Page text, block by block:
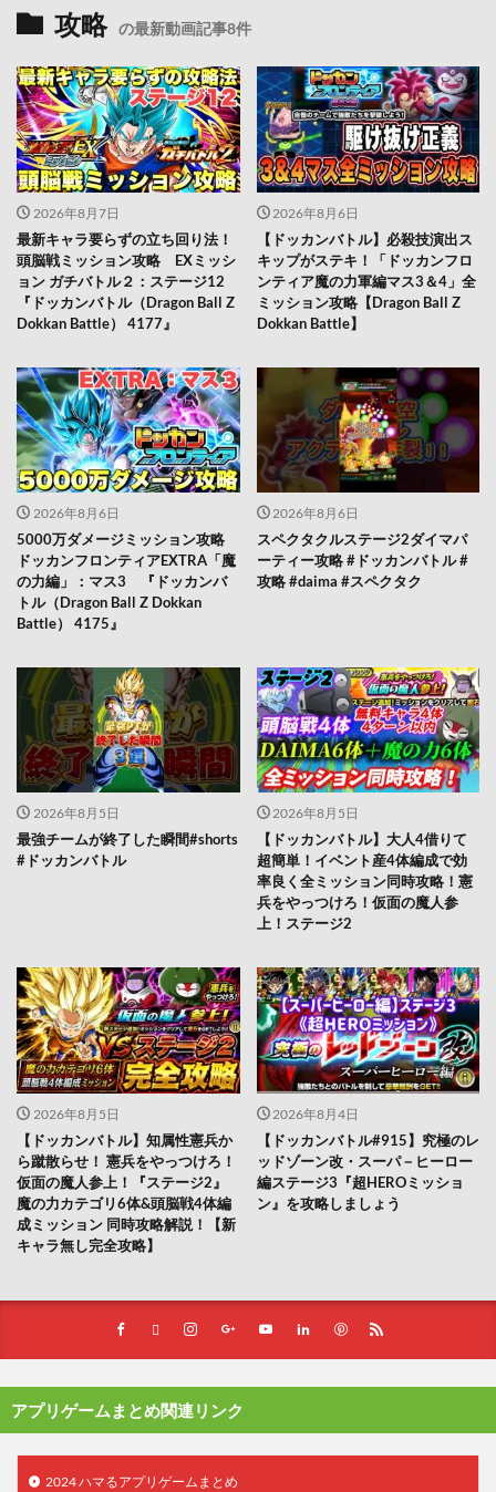
攻略 の最新動画記事8件
2026年8月7日
最新キャラ要らずの立ち回り法！
頭脳戦ミッション攻略 EXミッシ
ョン ガチバトル２：ステージ12
『ドッカンバトル（Dragon Ball Z
Dokkan Battle） 4177』
2026年8月6日
【ドッカンバトル】必殺技演出ス
キップがステキ！「ドッカンフロ
ンティア魔の力軍編マス3＆4」全
ミッション攻略【Dragon Ball Z
Dokkan Battle】
2026年8月6日
5000万ダメージミッション攻略
ドッカンフロンティアEXTRA「魔
の力編」：マス3 『ドッカンバ
トル（Dragon Ball Z Dokkan
Battle） 4175』
2026年8月6日
スペクタクルステージ2ダイマパ
ーティー攻略 #ドッカンバトル #
攻略 #daima #スペクタク
2026年8月5日
最強チームが終了した瞬間#shorts
#ドッカンバトル
2026年8月5日
【ドッカンバトル】大人4借りて
超簡単！イベント産4体編成で効
率良く全ミッション同時攻略！憲
兵をやっつけろ！仮面の魔人参
上！ステージ2
2026年8月5日
【ドッカンバトル】知属性憲兵か
ら蹴散らせ！ 憲兵をやっつけろ！
仮面の魔人参上！『ステージ2』
魔の力カテゴリ6体&頭脳戦4体編
成ミッション 同時攻略解説！【新
キャラ無し完全攻略】
2026年8月4日
【ドッカンバトル#915】究極のレ
ッドゾーン改・スーパ－ヒーロー
編ステージ3『超HEROミッショ
ン』を攻略しましょう
アプリゲームまとめ関連リンク
2024 ハマるアプリゲームまとめ